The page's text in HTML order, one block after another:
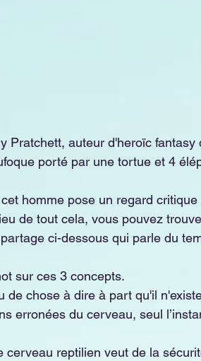
Pratchett, auteur d'heroïc
porté par une tortue et 4
homme pose un regard
de tout cela, vous pouvez
ci-dessous qui parle du
sur ces 3 concepts.
de chose à dire à part qu'il
erronées du cerveau, seul
cerveau reptilien veut de la